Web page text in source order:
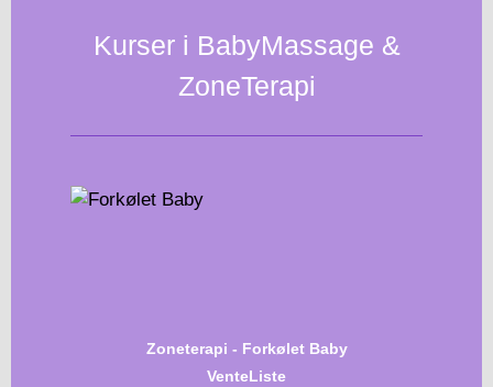
Kurser i BabyMassage &
ZoneTerapi
Zoneterapi - Forkølet Baby
VenteListe